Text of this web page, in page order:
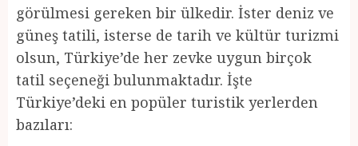
görülmesi gereken bir ülkedir. İster deniz ve
güneş tatili, isterse de tarih ve kültür turizmi
olsun, Türkiye’de her zevke uygun birçok
tatil seçeneği bulunmaktadır. İşte
Türkiye’deki en popüler turistik yerlerden
bazıları: